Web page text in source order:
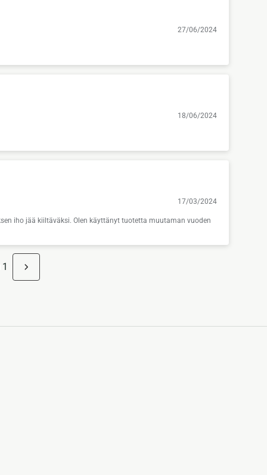
27/06/2024
18/06/2024
17/03/2024
iho jää kiiltäväksi. Olen käyttänyt tuotetta muutaman vuoden